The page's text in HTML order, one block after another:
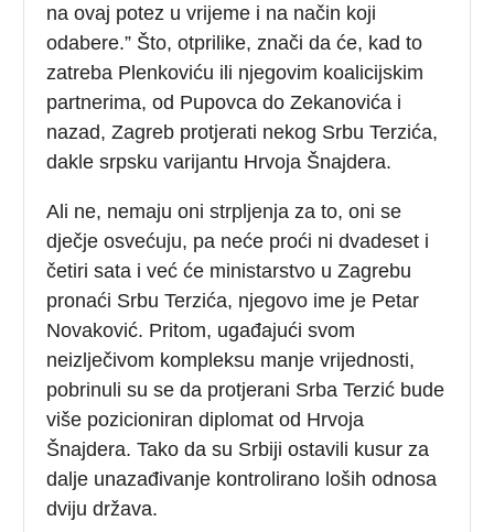
na ovaj potez u vrijeme i na način koji
odabere.” Što, otprilike, znači da će, kad to
zatreba Plenkoviću ili njegovim koalicijskim
partnerima, od Pupovca do Zekanovića i
nazad, Zagreb protjerati nekog Srbu Terzića,
dakle srpsku varijantu Hrvoja Šnajdera.
Ali ne, nemaju oni strpljenja za to, oni se
dječje osvećuju, pa neće proći ni dvadeset i
četiri sata i već će ministarstvo u Zagrebu
pronaći Srbu Terzića, njegovo ime je Petar
Novaković. Pritom, ugađajući svom
neizlječivom kompleksu manje vrijednosti,
pobrinuli su se da protjerani Srba Terzić bude
više pozicioniran diplomat od Hrvoja
Šnajdera. Tako da su Srbiji ostavili kusur za
dalje unazađivanje kontrolirano loših odnosa
dviju država.